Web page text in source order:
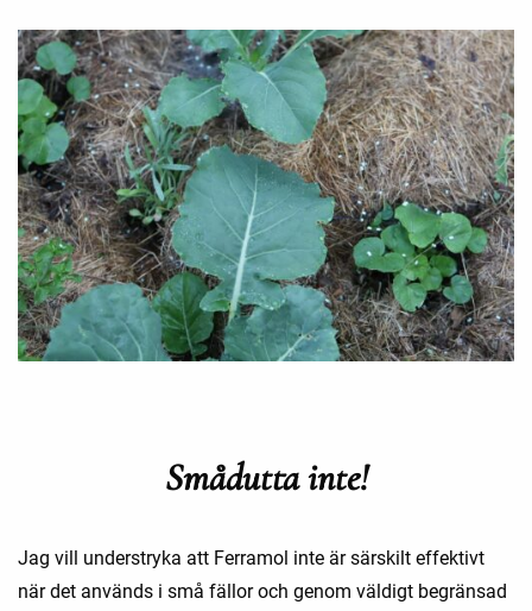
Smådutta inte!
Jag vill understryka att Ferramol inte är särskilt effektivt
när det används i små fällor och genom väldigt begränsad